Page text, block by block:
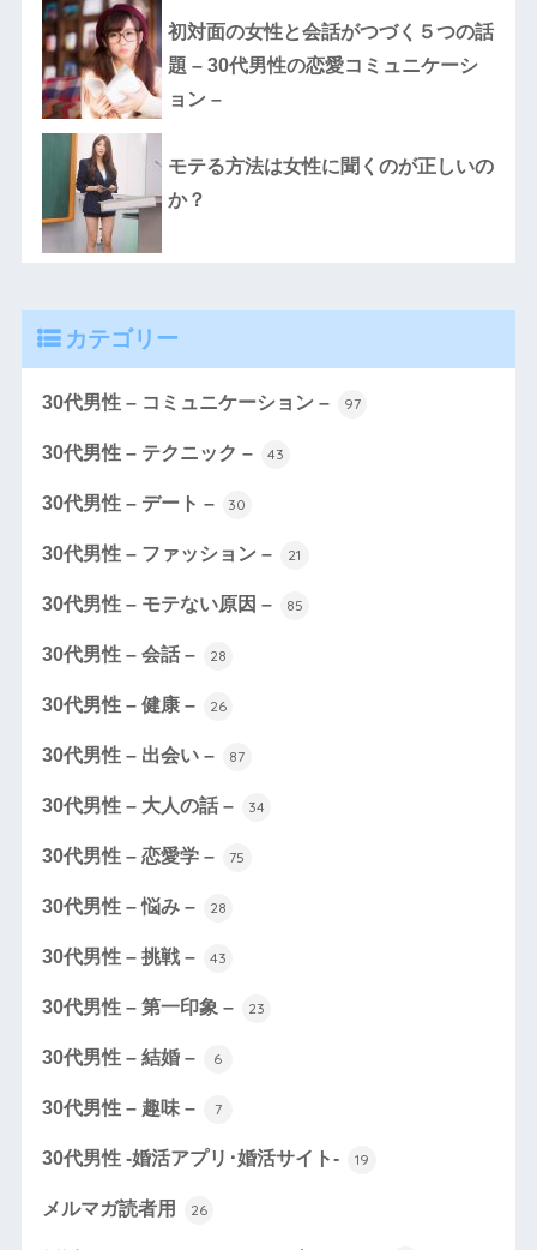
初対面の女性と会話がつづく５つの話
題 – 30代男性の恋愛コミュニケーシ
ョン –
モテる方法は女性に聞くのが正しいの
か？
カテゴリー
30代男性 – コミュニケーション – 97
30代男性 – テクニック – 43
30代男性 – デート – 30
30代男性 – ファッション – 21
30代男性 – モテない原因 – 85
30代男性 – 会話 – 28
30代男性 – 健康 – 26
30代男性 – 出会い – 87
30代男性 – 大人の話 – 34
30代男性 – 恋愛学 – 75
30代男性 – 悩み – 28
30代男性 – 挑戦 – 43
30代男性 – 第一印象 – 23
30代男性 – 結婚 – 6
30代男性 – 趣味 – 7
30代男性 -婚活アプリ･婚活サイト- 19
メルマガ読者用 26